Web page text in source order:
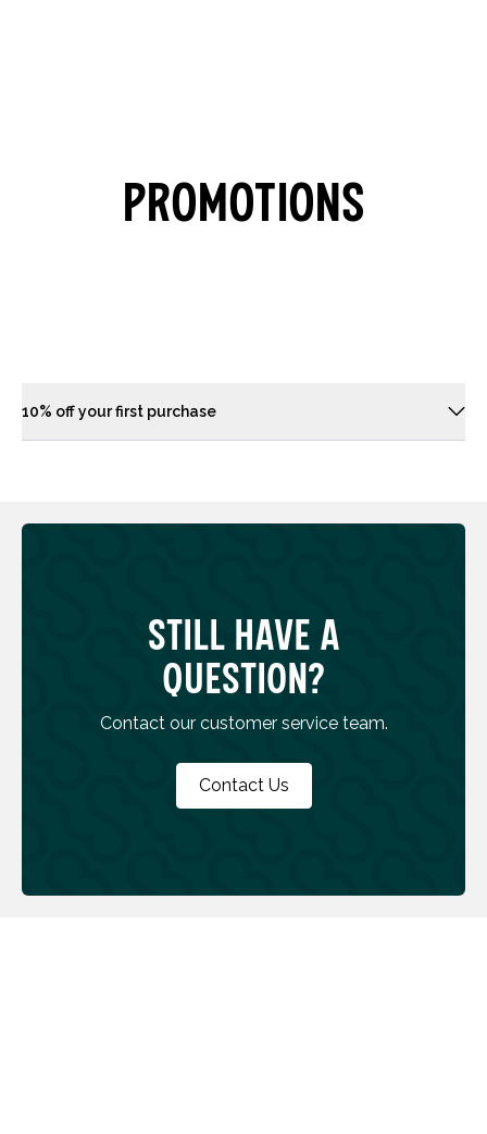
Promotions
10% off your first purchase
Still have a
question?
Contact our customer service team.
Contact Us